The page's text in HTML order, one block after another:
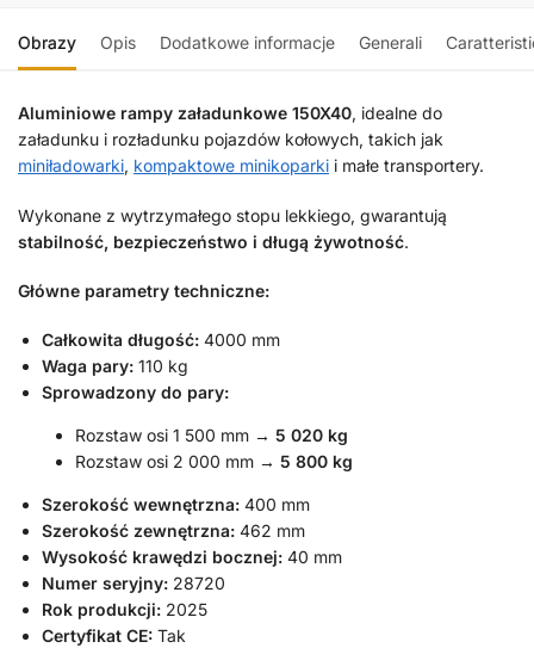
Obrazy Opis Dodatkowe informacje Generali
Aluminiowe rampy załadunkowe 150X40, idealne do
załadunku i rozładunku pojazdów kołowych, takich jak
miniładowarki, kompaktowe minikoparki i małe transportery.
Wykonane z wytrzymałego stopu lekkiego, gwarantują
stabilność, bezpieczeństwo i długą żywotność.
Główne parametry techniczne:
Całkowita długość: 4000 mm
Waga pary: 110 kg
Sprowadzony do pary:
Rozstaw osi 1 500 mm → 5 020 kg
Rozstaw osi 2 000 mm → 5 800 kg
Szerokość wewnętrzna: 400 mm
Szerokość zewnętrzna: 462 mm
Wysokość krawędzi bocznej: 40 mm
Numer seryjny: 28720
Rok produkcji: 2025
Certyfikat CE: Tak